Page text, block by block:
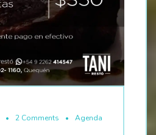
2 Comments Agenda